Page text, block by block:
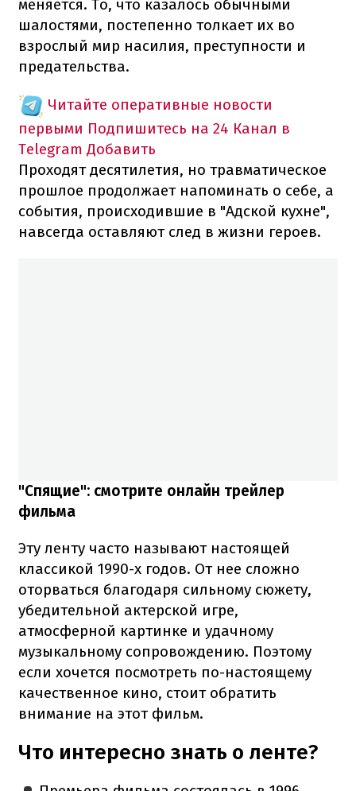
меняется. То, что казалось обычными
шалостями, постепенно толкает их во
взрослый мир насилия, преступности и
предательства.
Читайте оперативные новости
первыми Подпишитесь на 24 Канал в
Telegram Добавить
Проходят десятилетия, но травматическое
прошлое продолжает напоминать о себе, а
события, происходившие в "Адской кухне",
навсегда оставляют след в жизни героев.
"Спящие": смотрите онлайн трейлер
фильма
Эту ленту часто называют настоящей
классикой 1990-х годов. От нее сложно
оторваться благодаря сильному сюжету,
убедительной актерской игре,
атмосферной картинке и удачному
музыкальному сопровождению. Поэтому
если хочется посмотреть по-настоящему
качественное кино, стоит обратить
внимание на этот фильм.
Что интересно знать о ленте?